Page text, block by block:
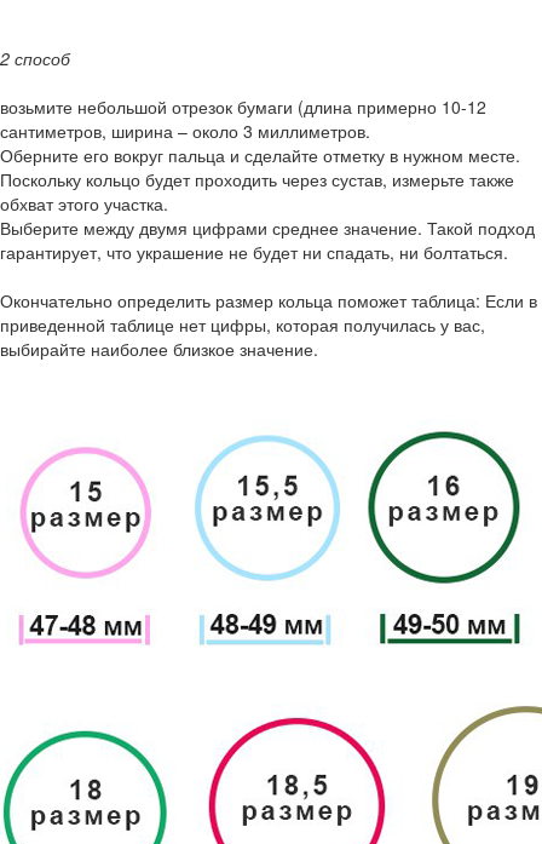
2 способ
возьмите небольшой отрезок бумаги (длина примерно 10-12
сантиметров, ширина – около 3 миллиметров.
Оберните его вокруг пальца и сделайте отметку в нужном месте.
Поскольку кольцо будет проходить через сустав, измерьте также
обхват этого участка.
Выберите между двумя цифрами среднее значение. Такой подход
гарантирует, что украшение не будет ни спадать, ни болтаться.
Окончательно определить размер кольца поможет таблица: Если в
приведенной таблице нет цифры, которая получилась у вас,
выбирайте наиболее близкое значение.